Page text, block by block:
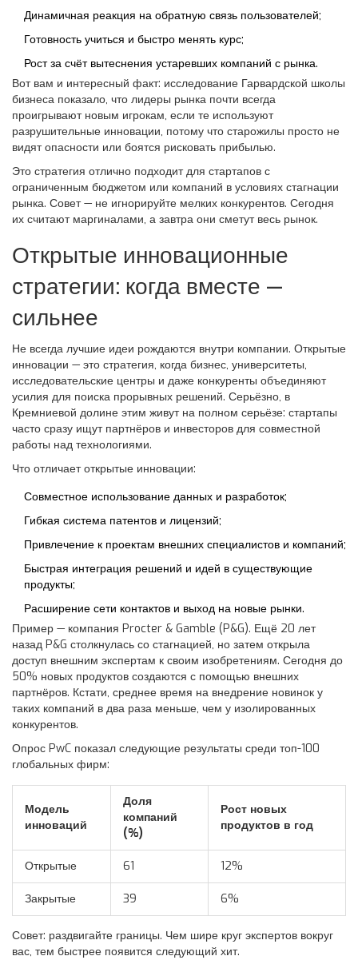
Динамичная реакция на обратную связь пользователей;
Готовность учиться и быстро менять курс;
Рост за счёт вытеснения устаревших компаний с рынка.
Вот вам и интересный факт: исследование Гарвардской школы
бизнеса показало, что лидеры рынка почти всегда
проигрывают новым игрокам, если те используют
разрушительные инновации, потому что старожилы просто не
видят опасности или боятся рисковать прибылью.
Это стратегия отлично подходит для стартапов с
ограниченным бюджетом или компаний в условиях стагнации
рынка. Совет — не игнорируйте мелких конкурентов. Сегодня
их считают маргиналами, а завтра они сметут весь рынок.
Открытые инновационные
стратегии: когда вместе —
сильнее
Не всегда лучшие идеи рождаются внутри компании. Открытые
инновации — это стратегия, когда бизнес, университеты,
исследовательские центры и даже конкуренты объединяют
усилия для поиска прорывных решений. Серьёзно, в
Кремниевой долине этим живут на полном серьёзе: стартапы
часто сразу ищут партнёров и инвесторов для совместной
работы над технологиями.
Что отличает открытые инновации:
Совместное использование данных и разработок;
Гибкая система патентов и лицензий;
Привлечение к проектам внешних специалистов и компаний;
Быстрая интеграция решений и идей в существующие
продукты;
Расширение сети контактов и выход на новые рынки.
Пример — компания Procter & Gamble (P&G). Ещё 20 лет
назад P&G столкнулась со стагнацией, но затем открыла
доступ внешним экспертам к своим изобретениям. Сегодня до
50% новых продуктов создаются с помощью внешних
партнёров. Кстати, среднее время на внедрение новинок у
таких компаний в два раза меньше, чем у изолированных
конкурентов.
Опрос PwC показал следующие результаты среди топ-100
глобальных фирм:
Модель
инноваций
Доля
компаний
(%)
Рост новых
продуктов в год
Открытые 61 12%
Закрытые 39 6%
Совет: раздвигайте границы. Чем шире круг экспертов вокруг
вас, тем быстрее появится следующий хит.